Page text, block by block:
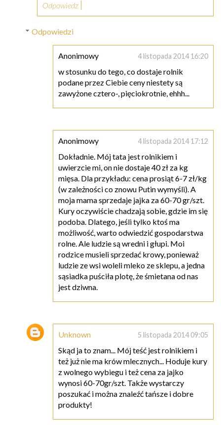
Odpowiedz
Odpowiedzi
Anonimowy 4 listopada 2014 16:20
w stosunku do tego, co dostaje rolnik
podane przez Ciebie ceny niestety są
zawyżone cztero-, pięciokrotnie, ehhh...
Anonimowy 4 listopada 2014 17:12
Dokładnie. Mój tata jest rolnikiem i
uwierzcie mi, on nie dostaje 40 zł za kg
mięsa. Dla przykładu: cena prosiąt 6-7 zł/kg
(w zależności co znowu Putin wymyśli). A
moja mama sprzedaje jajka za 60-70 gr/szt.
Kury oczywiście chadzają sobie, gdzie im się
podoba. Dlatego, jeśli tylko ktoś ma
możliwość, warto odwiedzić gospodarstwa
rolne. Ale ludzie są wredni i głupi. Moi
rodzice musieli sprzedać krowy, ponieważ
ludzie ze wsi woleli mleko ze sklepu, a jedna
sąsiadka puściła plotę, że śmietana od nas
jest dziwna.
Unknown 5 listopada 2014 09:05
Skąd ja to znam... Mój teść jest rolnikiem i
też już nie ma krów mlecznych... Hoduje kury
z wolnego wybiegu i też cena za jajko
wynosi 60-70gr/szt. Także wystarczy
poszukać i można znaleźć tańsze i dobre
produkty!